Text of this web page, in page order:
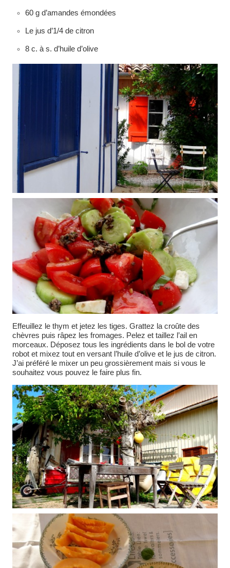
60 g d’amandes émondées
Le jus d’1/4 de citron
8 c. à s. d’huile d’olive
Effeuillez le thym et jetez les tiges. Grattez la croûte des
chèvres puis râpez les fromages. Pelez et taillez l’ail en
morceaux. Déposez tous les ingrédients dans le bol de votre
robot et mixez tout en versant l’huile d’olive et le jus de citron.
J’ai préféré le mixer un peu grossièrement mais si vous le
souhaitez vous pouvez le faire plus fin.